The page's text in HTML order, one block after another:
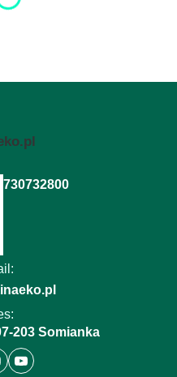
730732800
203 Somianka